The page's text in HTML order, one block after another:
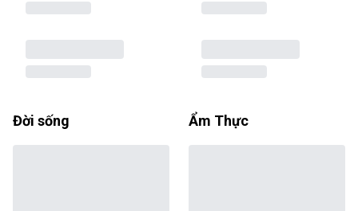
Đời sống Ẩm Thực